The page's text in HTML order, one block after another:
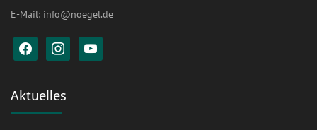
E-Mail: info@noegel.de
facebook instagramyoutube
Aktuelles